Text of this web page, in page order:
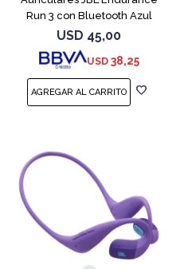
Run 3 con Bluetooth Azul
USD 45,00
USD 38,25